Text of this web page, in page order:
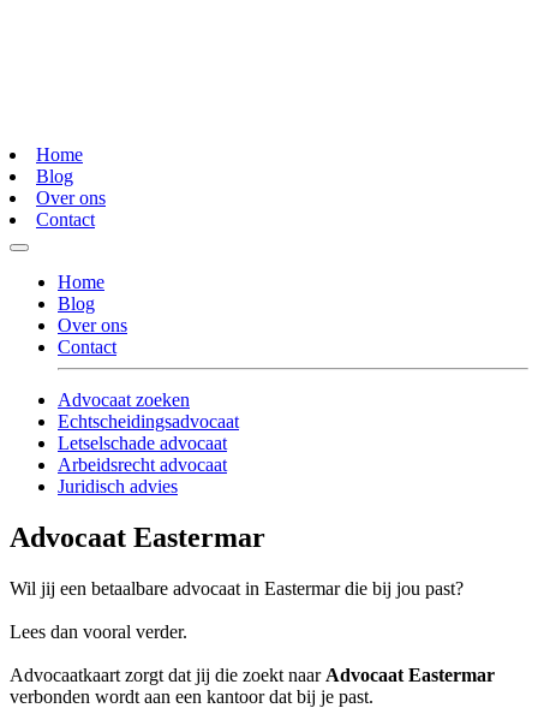
Home
Blog
Over ons
Contact
Home
Blog
Over ons
Contact
Advocaat zoeken
Echtscheidingsadvocaat
Letselschade advocaat
Arbeidsrecht advocaat
Juridisch advies
Advocaat Eastermar
Wil jij een betaalbare advocaat in Eastermar die bij jou past?
Lees dan vooral verder.
Advocaatkaart zorgt dat jij die zoekt naar Advocaat Eastermar
verbonden wordt aan een kantoor dat bij je past.